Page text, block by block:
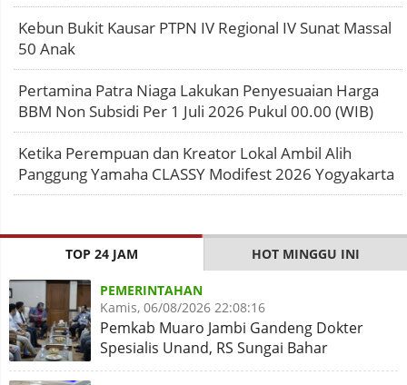
Kebun Bukit Kausar PTPN IV Regional IV Sunat Massal
50 Anak
Pertamina Patra Niaga Lakukan Penyesuaian Harga
BBM Non Subsidi Per 1 Juli 2026 Pukul 00.00 (WIB)
Ketika Perempuan dan Kreator Lokal Ambil Alih
Panggung Yamaha CLASSY Modifest 2026 Yogyakarta
TOP 24 JAM HOT MINGGU INI
PEMERINTAHAN
Kamis, 06/08/2026 22:08:16
Pemkab Muaro Jambi Gandeng Dokter
Spesialis Unand, RS Sungai Bahar
Disiapkan Naik Kelas